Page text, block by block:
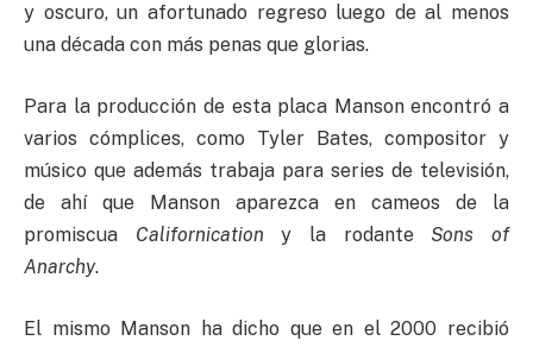
y oscuro, un afortunado regreso luego de al menos
una década con más penas que glorias.
Para la producción de esta placa Manson encontró a
varios cómplices, como Tyler Bates, compositor y
músico que además trabaja para series de televisión,
de ahí que Manson aparezca en cameos de la
promiscua Californication y la rodante Sons of
Anarchy.
El mismo Manson ha dicho que en el 2000 recibió